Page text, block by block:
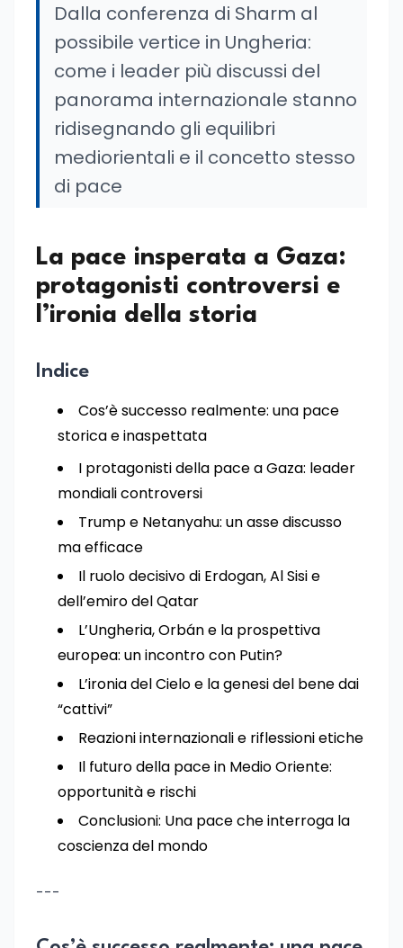
Dalla conferenza di Sharm al
possibile vertice in Ungheria:
come i leader più discussi del
panorama internazionale stanno
ridisegnando gli equilibri
mediorientali e il concetto stesso
di pace
La pace insperata a Gaza:
protagonisti controversi e
l’ironia della storia
Indice
Cos’è successo realmente: una pace
storica e inaspettata
I protagonisti della pace a Gaza: leader
mondiali controversi
Trump e Netanyahu: un asse discusso
ma efficace
Il ruolo decisivo di Erdogan, Al Sisi e
dell’emiro del Qatar
L’Ungheria, Orbán e la prospettiva
europea: un incontro con Putin?
L’ironia del Cielo e la genesi del bene dai
“cattivi”
Reazioni internazionali e riflessioni etiche
Il futuro della pace in Medio Oriente:
opportunità e rischi
Conclusioni: Una pace che interroga la
coscienza del mondo
---